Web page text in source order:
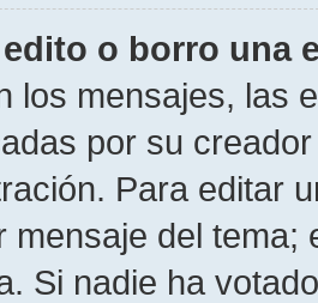
o borro una
los mensajes, las
por su
Para editar
mensaje del
Si nadie ha